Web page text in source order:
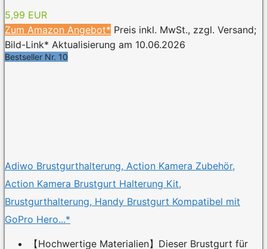
5,99 EUR
Zum Amazon Angebot* Preis inkl. MwSt., zzgl. Versand;
Bild-Link* Aktualisierung am 10.06.2026
Bestseller Nr. 10
Adiwo Brustgurthalterung, Action Kamera Zubehör,
Action Kamera Brustgurt Halterung Kit,
Brustgurthalterung, Handy Brustgurt Kompatibel mit
GoPro Hero...*
【Hochwertige Materialien】Dieser Brustgurt für